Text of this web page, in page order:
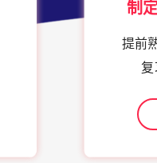
制
提前